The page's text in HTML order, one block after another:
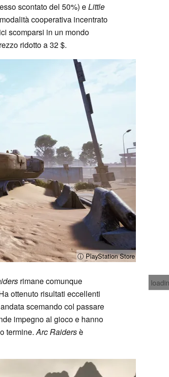
scontato del 50%) eLittle
cooperativa incentrato
scomparsi in un mondo
ridotto a 32 $.
ⓘ PlayStation Store
rimane comunque
ottenuto risultati eccellenti
scemando col passare
impegno al gioco e hanno
termine.Arc Raidersè